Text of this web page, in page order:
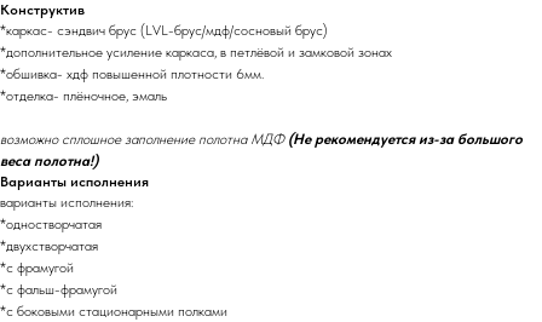
Конструктив
*каркас- сэндвич брус (LVL-брус/мдф/сосновый брус)
*дополнительное усиление каркаса, в петлёвой и замковой зонах
*обшивка- хдф повышенной плотности 6мм.
*отделка- плёночное, эмаль
возможно сплошное заполнение полотна МДФ (Не рекомендуется из-за большого
веса полотна!)
Варианты исполнения
варианты исполнения:
*одностворчатая
*двухстворчатая
*с фрамугой
*с фальш-фрамугой
*с боковыми стационарными полками